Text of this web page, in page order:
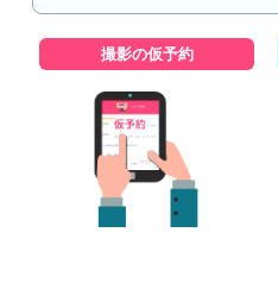
撮影の仮予約